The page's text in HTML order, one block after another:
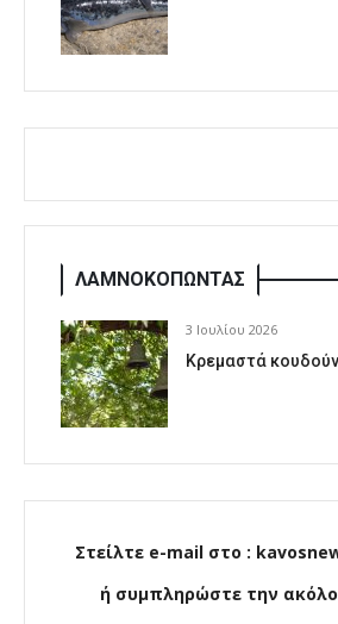
ΛΑΜΝΟΚΟΠΩΝΤΑΣ
3 Ιουλίου 2026
Κρεμαστά
Στείλτε e-mail στο :
ή συμπληρώστε την